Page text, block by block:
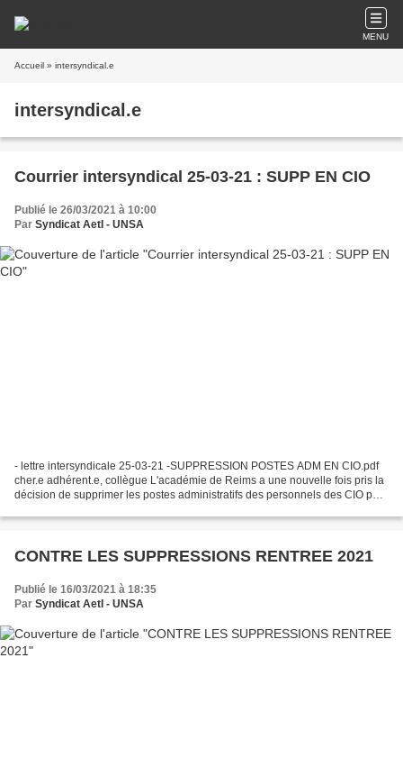
MENU
Accueil » intersyndical.e
intersyndical.e
Courrier intersyndical 25-03-21 : SUPP EN CIO
Publié le 26/03/2021 à 10:00
Par Syndicat AetI - UNSA
- lettre intersyndicale 25-03-21 -SUPPRESSION POSTES ADM EN CIO.pdf
cher.e adhérent.e, collègue L'académie de Reims a une nouvelle fois pris la
décision de supprimer les postes administratifs des personnels des CIO pour
CONTRE LES SUPPRESSIONS RENTREE 2021
Publié le 16/03/2021 à 18:35
Par Syndicat AetI - UNSA